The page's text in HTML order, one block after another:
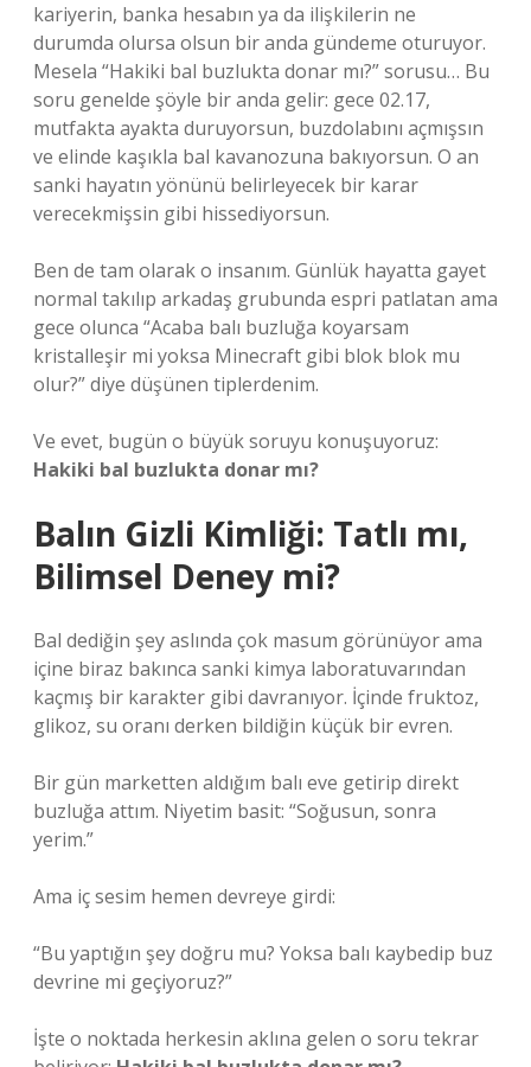
kariyerin, banka hesabın ya da ilişkilerin ne
durumda olursa olsun bir anda gündeme oturuyor.
Mesela “Hakiki bal buzlukta donar mı?” sorusu… Bu
soru genelde şöyle bir anda gelir: gece 02.17,
mutfakta ayakta duruyorsun, buzdolabını açmışsın
ve elinde kaşıkla bal kavanozuna bakıyorsun. O an
sanki hayatın yönünü belirleyecek bir karar
verecekmişsin gibi hissediyorsun.
Ben de tam olarak o insanım. Günlük hayatta gayet
normal takılıp arkadaş grubunda espri patlatan ama
gece olunca “Acaba balı buzluğa koyarsam
kristalleşir mi yoksa Minecraft gibi blok blok mu
olur?” diye düşünen tiplerdenim.
Ve evet, bugün o büyük soruyu konuşuyoruz:
Hakiki bal buzlukta donar mı?
Balın Gizli Kimliği: Tatlı mı,
Bilimsel Deney mi?
Bal dediğin şey aslında çok masum görünüyor ama
içine biraz bakınca sanki kimya laboratuvarından
kaçmış bir karakter gibi davranıyor. İçinde fruktoz,
glikoz, su oranı derken bildiğin küçük bir evren.
Bir gün marketten aldığım balı eve getirip direkt
buzluğa attım. Niyetim basit: “Soğusun, sonra
yerim.”
Ama iç sesim hemen devreye girdi:
“Bu yaptığın şey doğru mu? Yoksa balı kaybedip buz
devrine mi geçiyoruz?”
İşte o noktada herkesin aklına gelen o soru tekrar